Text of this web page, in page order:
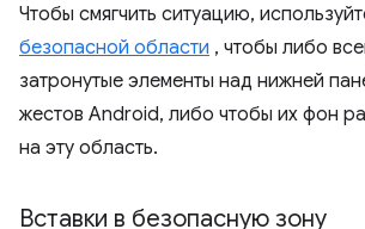
Чтобы смягчить ситуацию,
безопасной области , чтобы либо
затронутые элементы над нижней
жестов Android, либо чтобы их фон
на эту область.
Вставки в безопасную зону